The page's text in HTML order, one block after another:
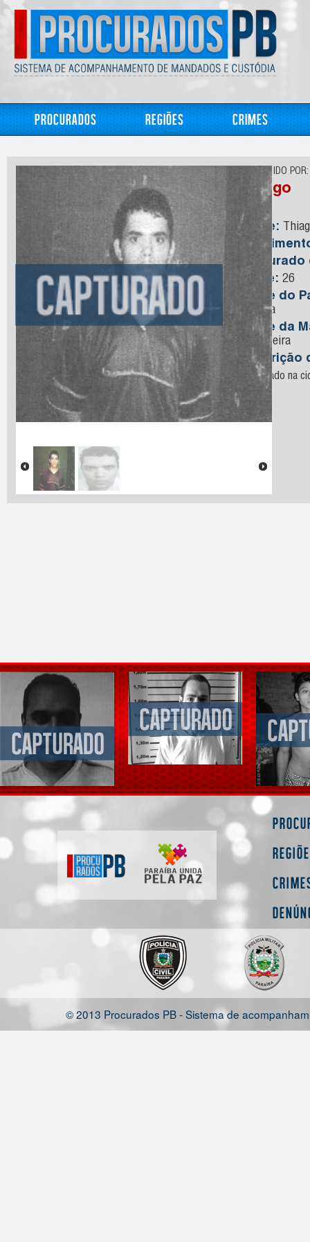
Procurados Regiões Crimes
CONHECIDO POR:
Thiago
Nome:
Idade: 26
Nome do
Oliveira
Nome da
de Oliveira
Descrição
Capturado na
© 2013 Procurados PB - Sistema de